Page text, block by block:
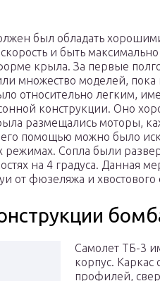
был обладать
и быть
крыла. За первые
множество моделей, пока
относительно легким,
конструкции. Оно
размещались моторы,
помощью можно было
режимах. Сопла были
на 4 градуса. Данная
от фюзеляжа и
Самолет ТБ-3
корпус. Каркас
профилей,